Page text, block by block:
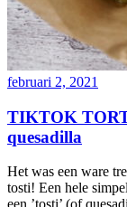
februari 2, 2021
TIKTOK
quesadilla
Het was een ware
tosti! Een hele